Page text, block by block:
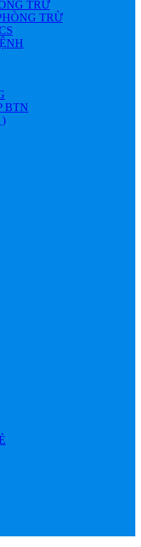
TRỪ
TRỪ
BTN
)